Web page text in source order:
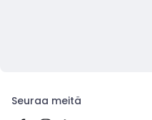
Seuraa meitä